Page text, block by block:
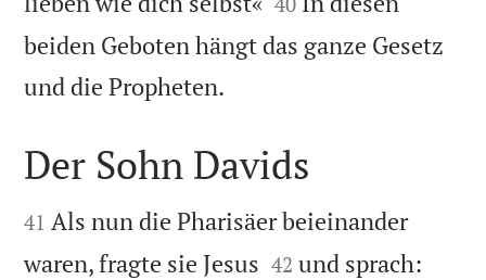
beiden Geboten hängt das ganze Gesetz
und die Propheten.

Der Sohn Davids

41 Als nun die Pharisäer beieinander
waren, fragte sie Jesus 

42 und sprach: